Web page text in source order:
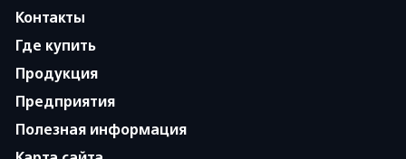
Контакты
Где купить
Продукция
Предприятия
Полезная информация